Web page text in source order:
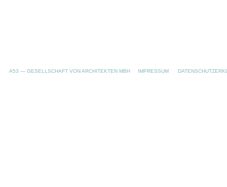
A53 — GESELLSCHAFT VON ARCHITEKTEN MBH IMPRESSUM